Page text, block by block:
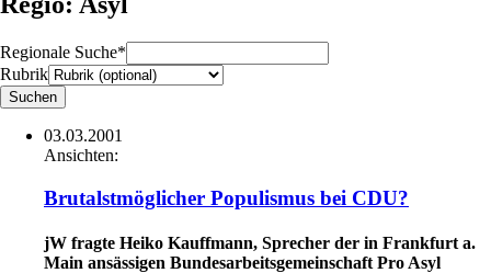
Regionale Suche*
Rubrik
03.03.2001
Ansichten:
Brutalstmöglicher Populismus bei CDU?
jW fragte Heiko Kauffmann, Sprecher der in Frankfurt a.
Main ansässigen Bundesarbeitsgemeinschaft Pro Asyl